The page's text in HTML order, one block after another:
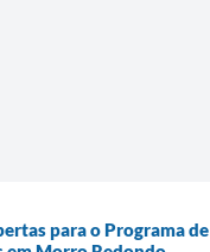
para o Programa de